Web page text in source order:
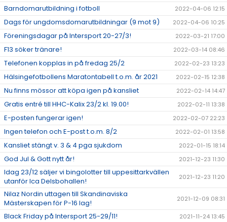
Barndomarutbildning i fotboll 2022-04-06 12:15
Dags för ungdomsdomarutbildningar (9 mot 9) 2022-04-06 10:25
Föreningsdagar på Intersport 20-27/3! 2022-03-21 17:00
F13 söker tränare! 2022-03-14 08:46
Telefonen kopplas in på fredag 25/2 2022-02-23 13:23
Hälsingefotbollens Maratontabell t.o.m. år 2021 2022-02-15 12:38
Nu finns mössor att köpa igen på kansliet 2022-02-14 14:47
Gratis entré till HHC-Kalix 23/2 kl. 19.00! 2022-02-11 13:38
E-posten fungerar igen! 2022-02-07 22:23
Ingen telefon och E-post t.o.m. 8/2 2022-02-01 13:58
Kansliet stängt v. 3 & 4 pga sjukdom 2022-01-15 18:14
God Jul & Gott nytt år! 2021-12-23 11:30
Idag 23/12 säljer vi bingolotter till uppesittarkvällen
utanför Ica Delsbohallen!
2021-12-23 11:20
Nilaz Nordin uttagen till Skandinaviska
Mästerskapen för P-16 lag!
2021-12-09 08:31
Black Friday på Intersport 25-29/11! 2021-11-24 13:45